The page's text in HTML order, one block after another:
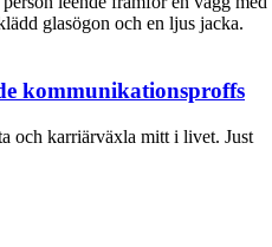
kommunikationsproffs
och karriärväxla mitt i livet. Just